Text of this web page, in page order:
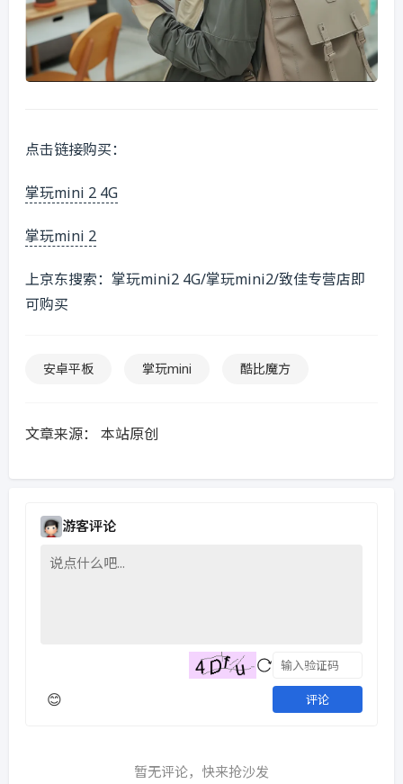
点击链接购买：
掌玩mini 2 4G
掌玩mini 2
上京东搜索：掌玩mini2 4G/掌玩mini2/致佳专营店即
可购买
安卓平板 掌玩mini 酷比魔方
文章来源： 本站原创
游客评论
😊 评论
暂无评论，快来抢沙发